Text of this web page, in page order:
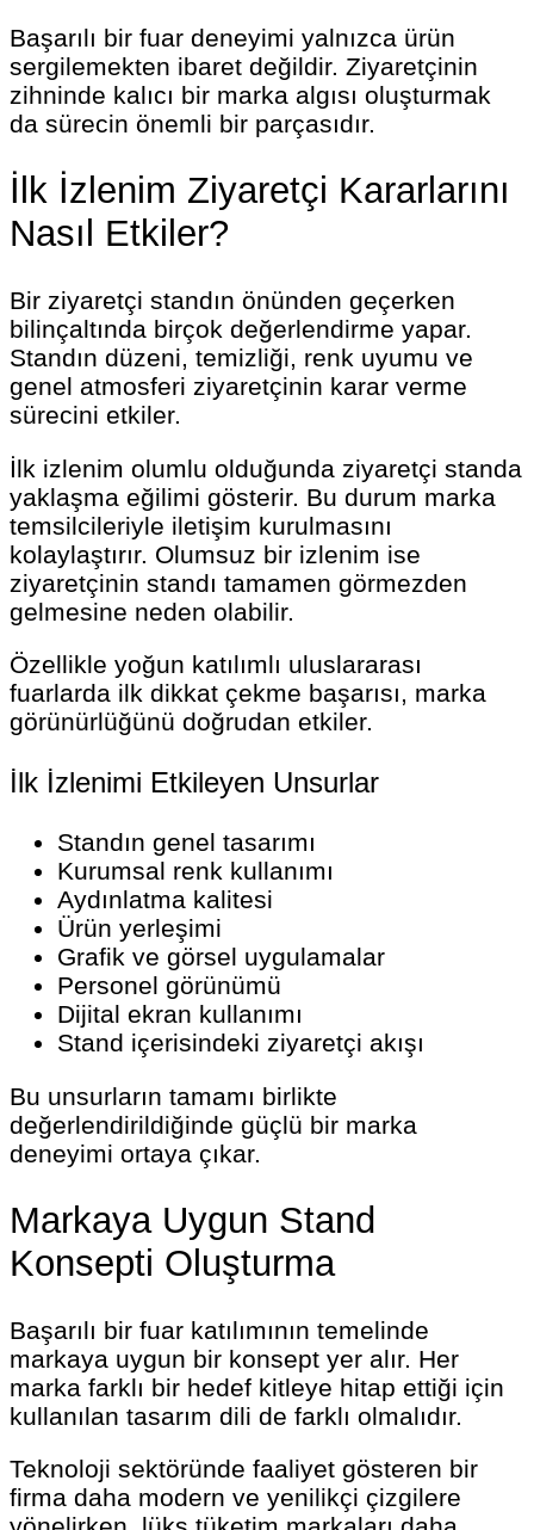
Başarılı bir fuar deneyimi yalnızca ürün
sergilemekten ibaret değildir. Ziyaretçinin
zihninde kalıcı bir marka algısı oluşturmak
da sürecin önemli bir parçasıdır.
İlk İzlenim Ziyaretçi Kararlarını
Nasıl Etkiler?
Bir ziyaretçi standın önünden geçerken
bilinçaltında birçok değerlendirme yapar.
Standın düzeni, temizliği, renk uyumu ve
genel atmosferi ziyaretçinin karar verme
sürecini etkiler.
İlk izlenim olumlu olduğunda ziyaretçi standa
yaklaşma eğilimi gösterir. Bu durum marka
temsilcileriyle iletişim kurulmasını
kolaylaştırır. Olumsuz bir izlenim ise
ziyaretçinin standı tamamen görmezden
gelmesine neden olabilir.
Özellikle yoğun katılımlı uluslararası
fuarlarda ilk dikkat çekme başarısı, marka
görünürlüğünü doğrudan etkiler.
İlk İzlenimi Etkileyen Unsurlar
Standın genel tasarımı
Kurumsal renk kullanımı
Aydınlatma kalitesi
Ürün yerleşimi
Grafik ve görsel uygulamalar
Personel görünümü
Dijital ekran kullanımı
Stand içerisindeki ziyaretçi akışı
Bu unsurların tamamı birlikte
değerlendirildiğinde güçlü bir marka
deneyimi ortaya çıkar.
Markaya Uygun Stand
Konsepti Oluşturma
Başarılı bir fuar katılımının temelinde
markaya uygun bir konsept yer alır. Her
marka farklı bir hedef kitleye hitap ettiği için
kullanılan tasarım dili de farklı olmalıdır.
Teknoloji sektöründe faaliyet gösteren bir
firma daha modern ve yenilikçi çizgilere